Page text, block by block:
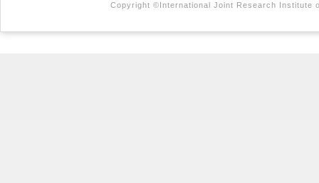
Copyright ©International Joint Research Institute